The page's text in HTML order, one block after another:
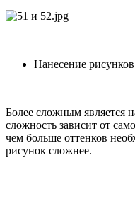
Нанесение рисунков
Более сложным является
сложность зависит от
чем больше оттенков
рисунок сложнее.